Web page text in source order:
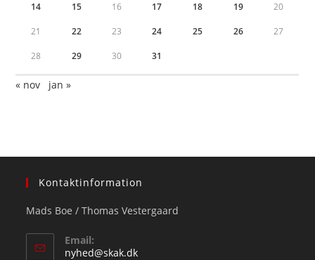
14 15 16 17 18 19 20
21 22 23 24 25 26 27
28 29 30 31
« nov jan »
Kontaktinformation
Mads Boe / Thomas Vestergaard
Email:
nyhed@skak.dkOpens